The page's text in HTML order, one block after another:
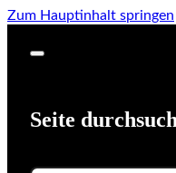
Zum Hauptinhalt springen
Seite